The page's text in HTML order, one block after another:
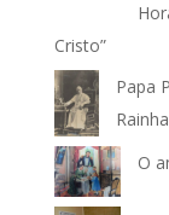
Cristo”
Papa
O